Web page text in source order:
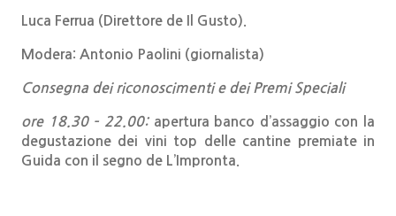
Luca Ferrua (Direttore de Il Gusto).
Modera: Antonio Paolini (giornalista)
Consegna dei riconoscimenti e dei Premi Speciali
ore 18.30– 22. 00: apertura banco d’assaggio con la
degustazione dei vini top delle cantine premiate in
Guida con il segno de L’Impronta.